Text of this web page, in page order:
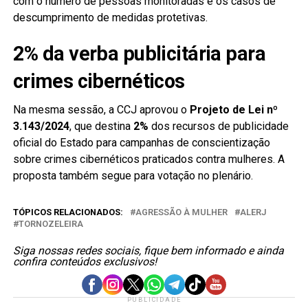
descumprimento de medidas protetivas.
2% da verba publicitária para
crimes cibernéticos
Na mesma sessão, a CCJ aprovou o Projeto de Lei nº
3.143/2024, que destina 2% dos recursos de publicidade
oficial do Estado para campanhas de conscientização
sobre crimes cibernéticos praticados contra mulheres. A
proposta também segue para votação no plenário.
TÓPICOS RELACIONADOS: AGRESSÃO À MULHER
ALERJ
TORNOZELEIRA
Siga nossas redes sociais, fique bem informado e ainda
confira conteúdos exclusivos!
PUBLICIDADE